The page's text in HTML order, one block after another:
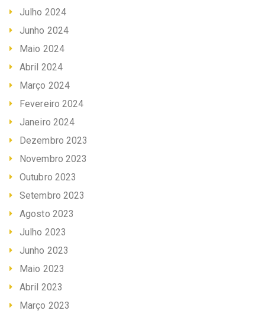
Julho 2024
Junho 2024
Maio 2024
Abril 2024
Março 2024
Fevereiro 2024
Janeiro 2024
Dezembro 2023
Novembro 2023
Outubro 2023
Setembro 2023
Agosto 2023
Julho 2023
Junho 2023
Maio 2023
Abril 2023
Março 2023